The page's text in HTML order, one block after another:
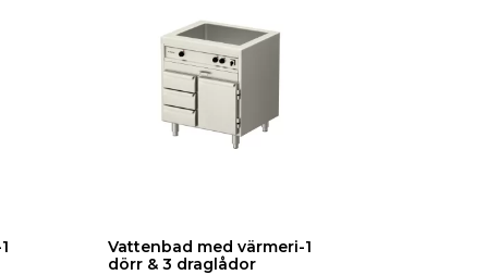
Vattenbad med värmeri-1
dörr & 3 draglådor